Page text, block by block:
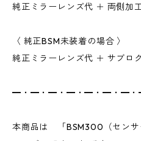
純正ミラーレンズ代 ＋ 両側加
〈 純正BSM未装着の場合 〉
純正ミラーレンズ代 ＋ サブロ
━・━・━・━・━・━・━
本商品は 「BSM300（センサ